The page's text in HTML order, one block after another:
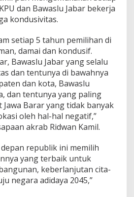
dan Bawaslu Jabar bekerja
kondusivitas.
setiap 5 tahun pemilihan di
damai dan kondusif.
Bawaslu Jabar yang selalu
dan tentunya di bawahnya
dan kota, Bawaslu
dan tentunya yang paling
Barar yang tidak banyak
oleh hal-hal negatif,”
akrab Ridwan Kamil.
republik ini memilih
yang terbaik untuk
keberlanjutan cita-
negara adidaya 2045,”